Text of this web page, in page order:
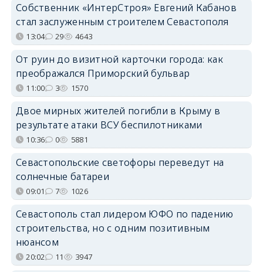
Собственник «ИнтерСтроя» Евгений Кабанов
стал заслуженным строителем Севастополя
13:04 29 4643
От руин до визитной карточки города: как
преображался Приморский бульвар
11:00 3 1570
Двое мирных жителей погибли в Крыму в
результате атаки ВСУ беспилотниками
10:36 0 5881
Севастопольские светофоры переведут на
солнечные батареи
09:01 7 1026
Севастополь стал лидером ЮФО по падению
строительства, но с одним позитивным
нюансом
20:02 11 3947